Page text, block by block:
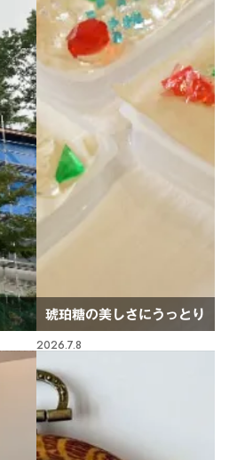
琥珀糖の美しさにうっとり
2026.7.8